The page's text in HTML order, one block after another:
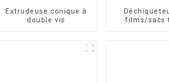
Extrudeuse conique à
double vis
films/sacs